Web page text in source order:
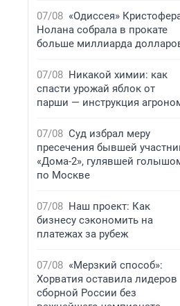
07/08 «Одиссея»
Нолана собрала в прокате
больше миллиарда
07/08 Никакой химии: как
спасти урожай яблок от
парши — инструкция
07/08 Суд избрал меру
пресечения бывшей
«Дома-2», гулявшей
по Москве
07/08 Наш проект: Как
бизнесу сэкономить на
платежах за рубеж
07/08 «Мерзкий способ»:
Хорватия оставила лидеров
сборной России без